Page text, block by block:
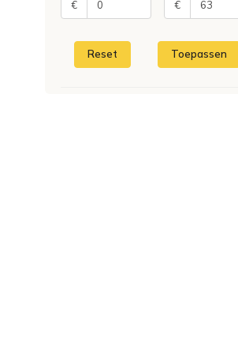
€ €
Reset Toepassen